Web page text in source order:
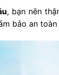
, bạn nên
bảo an